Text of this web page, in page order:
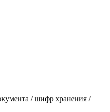
/ шифр хранения /